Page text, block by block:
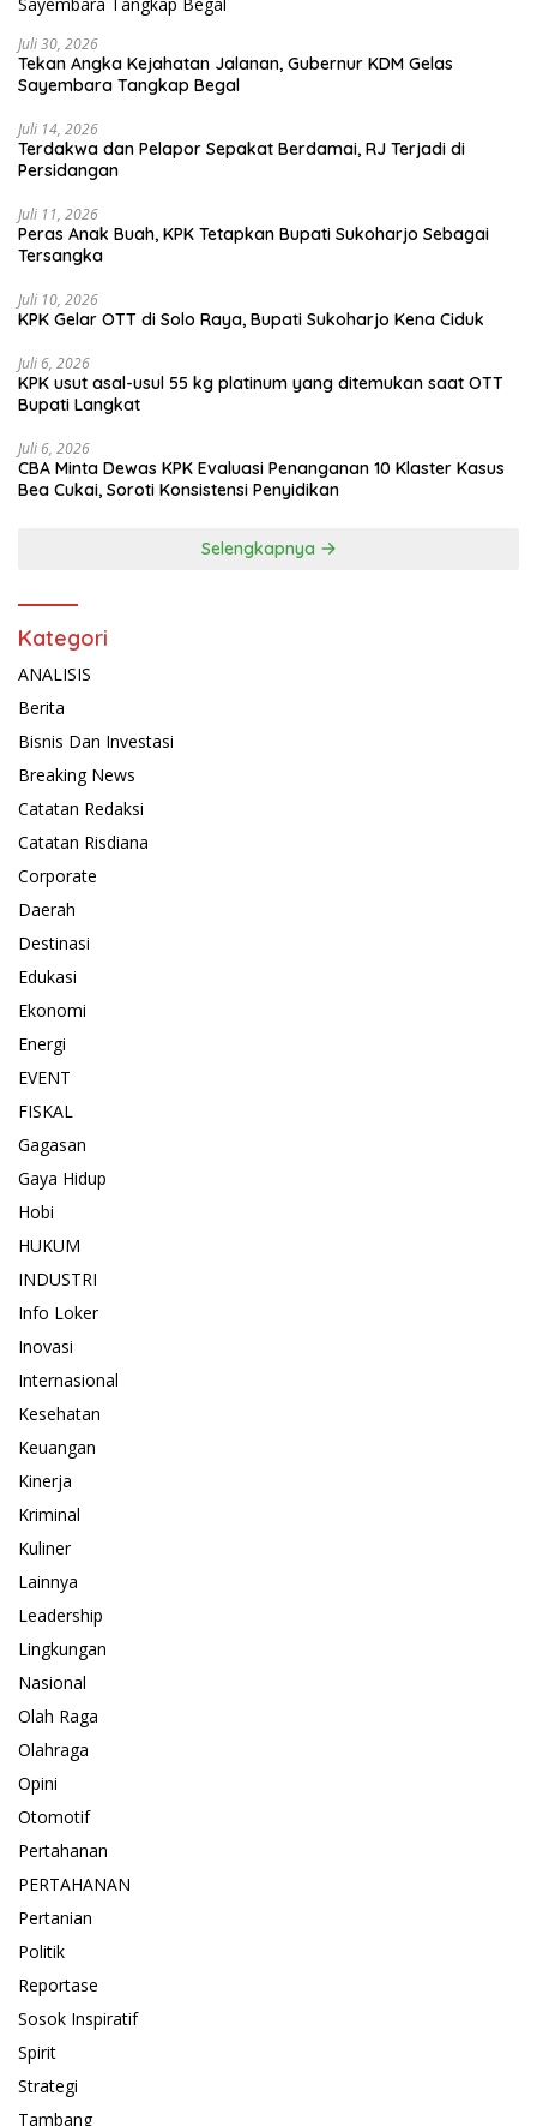
Juli 30, 2026
Tekan Angka Kejahatan Jalanan, Gubernur KDM Gelas
Sayembara Tangkap Begal
Juli 14, 2026
Terdakwa dan Pelapor Sepakat Berdamai, RJ Terjadi di
Persidangan
Juli 11, 2026
Peras Anak Buah, KPK Tetapkan Bupati Sukoharjo Sebagai
Tersangka
Juli 10, 2026
KPK Gelar OTT di Solo Raya, Bupati Sukoharjo Kena Ciduk
Juli 6, 2026
KPK usut asal-usul 55 kg platinum yang ditemukan saat OTT
Bupati Langkat
Juli 6, 2026
CBA Minta Dewas KPK Evaluasi Penanganan 10 Klaster Kasus
Bea Cukai, Soroti Konsistensi Penyidikan
Selengkapnya
Kategori
ANALISIS
Berita
Bisnis Dan Investasi
Breaking News
Catatan Redaksi
Catatan Risdiana
Corporate
Daerah
Destinasi
Edukasi
Ekonomi
Energi
EVENT
FISKAL
Gagasan
Gaya Hidup
Hobi
HUKUM
INDUSTRI
Info Loker
Inovasi
Internasional
Kesehatan
Keuangan
Kinerja
Kriminal
Kuliner
Lainnya
Leadership
Lingkungan
Nasional
Olah Raga
Olahraga
Opini
Otomotif
Pertahanan
PERTAHANAN
Pertanian
Politik
Reportase
Sosok Inspiratif
Spirit
Strategi
Tambang